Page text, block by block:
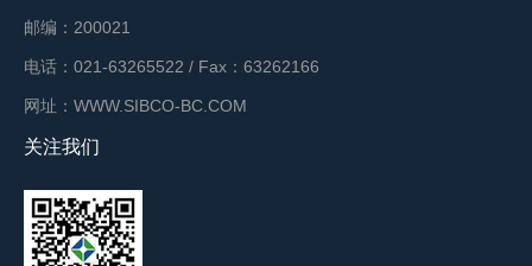
邮编：200021
电话：021-63265522 / Fax：63262166
网址：WWW.SIBCO-BC.COM
关注我们